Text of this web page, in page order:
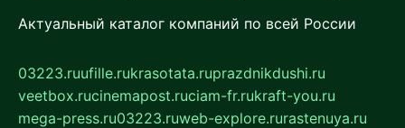
Актуальный каталог компаний по всей России
03223.ruufille.rukrasotata.ruprazdnikdushi.ru
veetbox.rucinemapost.ruciam-fr.rukraft-you.ru
mega-press.ru03223.ruweb-explore.rurastenuya.ru